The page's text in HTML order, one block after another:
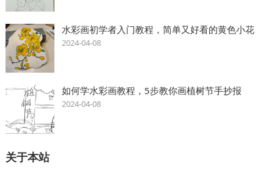
水彩画初学者入门教程，简单又好看的黄色小花
2024-04-08
如何学水彩画教程，5步教你画植树节手抄报
2024-04-08
关于本站